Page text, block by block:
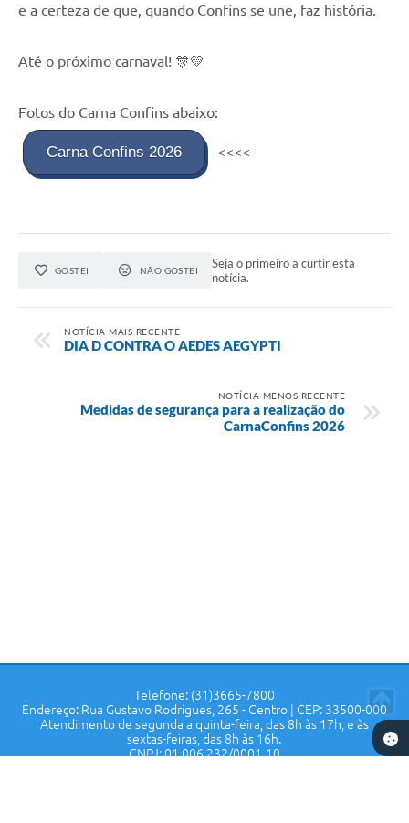
e a certeza de que, quando Confins se une, faz história.
Até o próximo carnaval! 🎊💛
Fotos do Carna Confins abaixo:
Carna Confins 2026 <<<<
GOSTEI NÃO GOSTEI
Seja o primeiro a curtir esta
notícia.
NOTÍCIA MAIS RECENTE
DIA D CONTRA O AEDES AEGYPTI
NOTÍCIA MENOS RECENTE
Medidas de segurança para a realização do
CarnaConfins 2026
Telefone: (31)3665-7800
Endereço: Rua Gustavo Rodrigues, 265 - Centro | CEP: 33500-000
Atendimento de segunda a quinta-feira, das 8h às 17h, e às
sextas-feiras, das 8h às 16h.
CNPJ: 01.006.232/0001-10